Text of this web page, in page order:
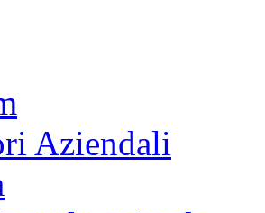
Aziendali